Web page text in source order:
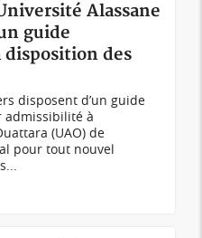
Alassane
guide
des
disposent d’un guide
admissibilité à
(UAO) de
pour tout nouvel